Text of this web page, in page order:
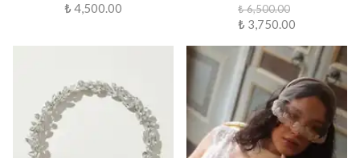
₺ 4,500.00
₺ 6,500.00
₺ 3,750.00